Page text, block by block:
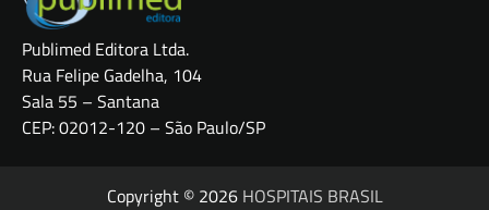
Publimed Editora Ltda.
Rua Felipe Gadelha, 104
Sala 55 – Santana
CEP: 02012-120 – São Paulo/SP
Copyright © 2026 HOSPITAIS BRASIL